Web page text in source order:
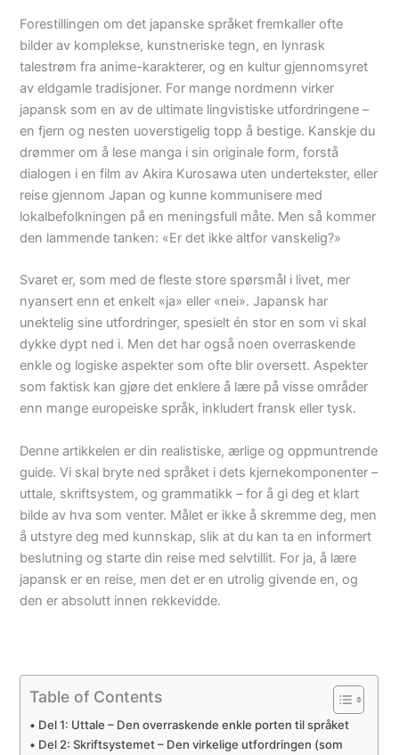
Forestillingen om det japanske språket fremkaller ofte
bilder av komplekse, kunstneriske tegn, en lynrask
talestrøm fra anime-karakterer, og en kultur gjennomsyret
av eldgamle tradisjoner. For mange nordmenn virker
japansk som en av de ultimate lingvistiske utfordringene –
en fjern og nesten uoverstigelig topp å bestige. Kanskje du
drømmer om å lese manga i sin originale form, forstå
dialogen i en film av Akira Kurosawa uten undertekster, eller
reise gjennom Japan og kunne kommunisere med
lokalbefolkningen på en meningsfull måte. Men så kommer
den lammende tanken: «Er det ikke altfor vanskelig?»
Svaret er, som med de fleste store spørsmål i livet, mer
nyansert enn et enkelt «ja» eller «nei». Japansk har
unektelig sine utfordringer, spesielt én stor en som vi skal
dykke dypt ned i. Men det har også noen overraskende
enkle og logiske aspekter som ofte blir oversett. Aspekter
som faktisk kan gjøre det enklere å lære på visse områder
enn mange europeiske språk, inkludert fransk eller tysk.
Denne artikkelen er din realistiske, ærlige og oppmuntrende
guide. Vi skal bryte ned språket i dets kjernekomponenter –
uttale, skriftsystem, og grammatikk – for å gi deg et klart
bilde av hva som venter. Målet er ikke å skremme deg, men
å utstyre deg med kunnskap, slik at du kan ta en informert
beslutning og starte din reise med selvtillit. For ja, å lære
japansk er en reise, men det er en utrolig givende en, og
den er absolutt innen rekkevidde.
Table of Contents
Del 1: Uttale – Den overraskende enkle porten til språket
Del 2: Skriftsystemet – Den virkelige utfordringen (som